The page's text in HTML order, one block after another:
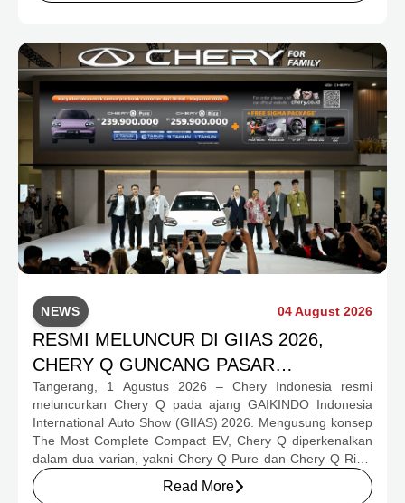
program apresiasi untuk konsumen.
NEWS 04 August 2026
RESMI MELUNCUR DI GIIAS 2026,
CHERY Q GUNCANG PASAR
OTOMOTIF MELALUI HARGA SPESIAL
MULAI RP239,9 JUTA
Tangerang, 1 Agustus 2026 – Chery Indonesia resmi
meluncurkan Chery Q pada ajang GAIKINDO Indonesia
International Auto Show (GIIAS) 2026. Mengusung konsep
The Most Complete Compact EV, Chery Q diperkenalkan
dalam dua varian, yakni Chery Q Pure dan Chery Q Rizz,
untuk mengakomodasi kebutuhan mobilitas serta
preferensi konsumen yang berbeda.
Read More